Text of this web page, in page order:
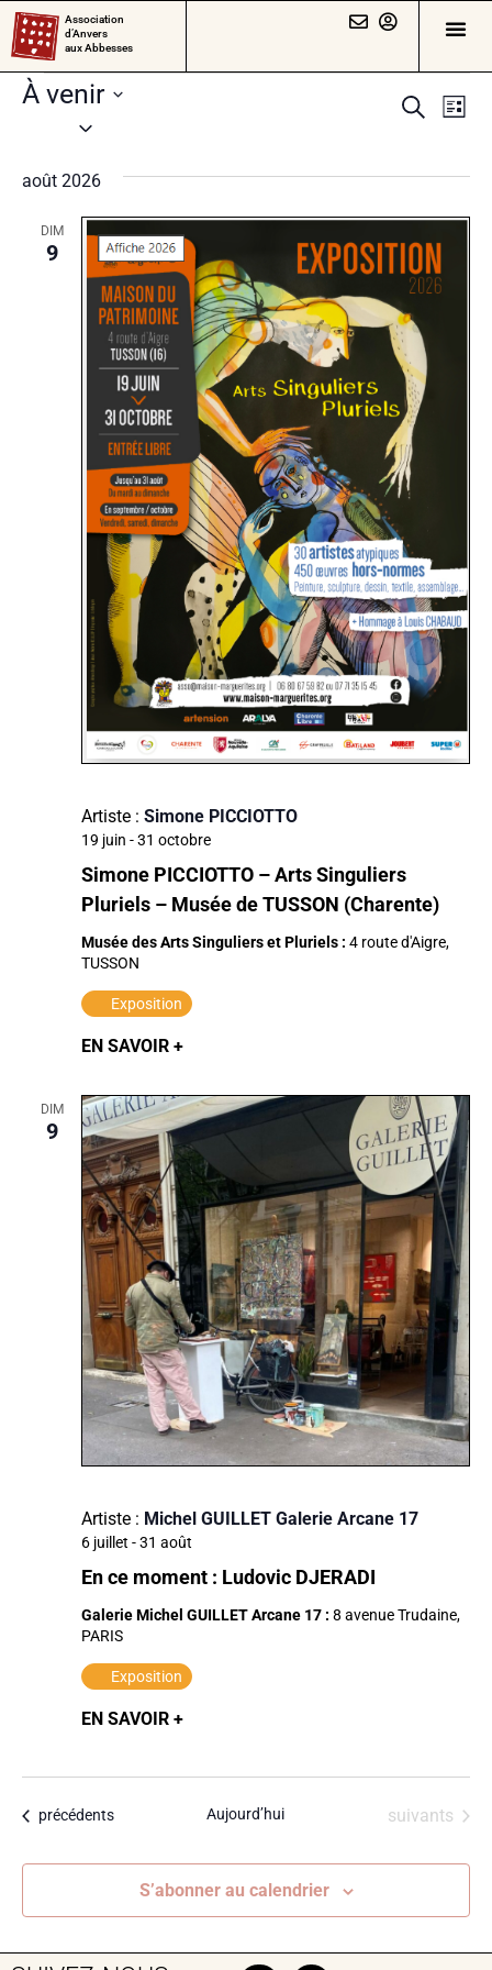
Association
d’Anvers
aux Abbesses
de
vues
Liste
À venir
Sélectionnez
date.
août 2026
DIM
9
19 juin -31 octobre
Simone PICCIOTTO – Arts Singuliers
Pluriels – Musée de TUSSON (Charente)
Musée des Arts Singuliers et Pluriels : 4 route d'Aigre,
TUSSON
Exposition
Artiste : Simone PICCIOTTO
EN SAVOIR +
DIM
9
6 juillet -31 août
En ce moment : Ludovic DJERADI
Galerie Michel GUILLET Arcane 17 : 8 avenue Trudaine,
PARIS
Exposition
Artiste : Michel GUILLET Galerie Arcane 17
EN SAVOIR +
Évènements
précédents Aujourd’hui Évènements
suivants
S’abonner au calendrier